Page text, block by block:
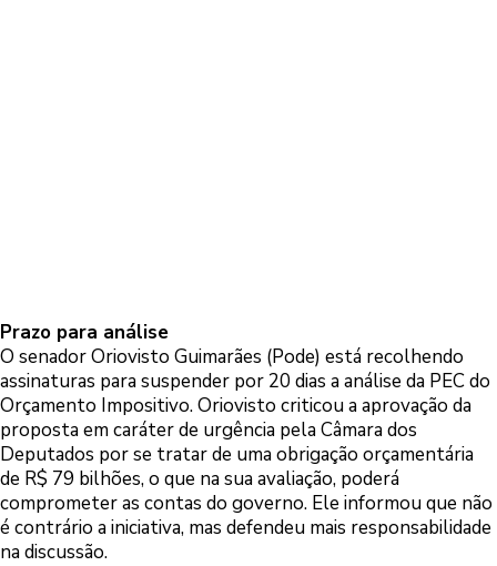
Prazo para análise
O senador Oriovisto Guimarães (Pode) está recolhendo
assinaturas para suspender por 20 dias a análise da PEC do
Orçamento Impositivo. Oriovisto criticou a aprovação da
proposta em caráter de urgência pela Câmara dos
Deputados por se tratar de uma obrigação orçamentária
de R$ 79 bilhões, o que na sua avaliação, poderá
comprometer as contas do governo. Ele informou que não
é contrário a iniciativa, mas defendeu mais responsabilidade
na discussão.